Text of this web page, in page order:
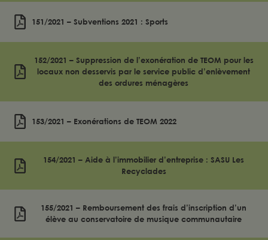
151/2021 – Subventions 2021 : Sports
152/2021 – Suppression de l’exonération de TEOM pour les
locaux non desservis par le service public d’enlèvement
des ordures ménagères
153/2021 – Exonérations de TEOM 2022
154/2021 – Aide à l’immobilier d’entreprise : SASU Les
Recyclades
155/2021 – Remboursement des frais d’inscription d’un
élève au conservatoire de musique communautaire